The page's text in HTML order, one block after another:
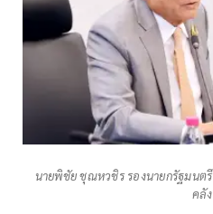
นายพิชัย ชุณหวชิร รองนายกรัฐมนต
คลัง